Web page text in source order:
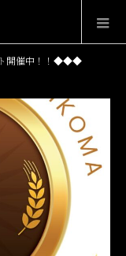
開催中！！◆◆◆